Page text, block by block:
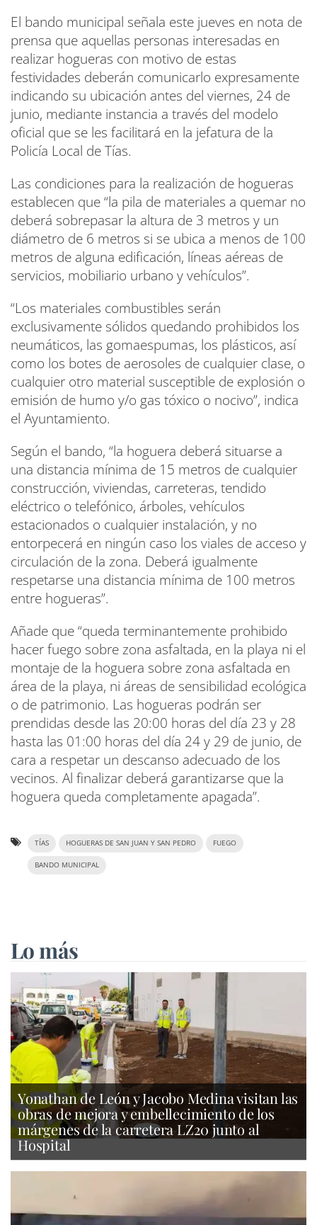
El bando municipal señala este jueves en nota de
prensa que aquellas personas interesadas en
realizar hogueras con motivo de estas
festividades deberán comunicarlo expresamente
indicando su ubicación antes del viernes, 24 de
junio, mediante instancia a través del modelo
oficial que se les facilitará en la jefatura de la
Policía Local de Tías.
Las condiciones para la realización de hogueras
establecen que “la pila de materiales a quemar no
deberá sobrepasar la altura de 3 metros y un
diámetro de 6 metros si se ubica a menos de 100
metros de alguna edificación, líneas aéreas de
servicios, mobiliario urbano y vehículos”.
“Los materiales combustibles serán
exclusivamente sólidos quedando prohibidos los
neumáticos, las gomaespumas, los plásticos, así
como los botes de aerosoles de cualquier clase, o
cualquier otro material susceptible de explosión o
emisión de humo y/o gas tóxico o nocivo”, indica
el Ayuntamiento.
Según el bando, “la hoguera deberá situarse a
una distancia mínima de 15 metros de cualquier
construcción, viviendas, carreteras, tendido
eléctrico o telefónico, árboles, vehículos
estacionados o cualquier instalación, y no
entorpecerá en ningún caso los viales de acceso y
circulación de la zona. Deberá igualmente
respetarse una distancia mínima de 100 metros
entre hogueras”.
Añade que “queda terminantemente prohibido
hacer fuego sobre zona asfaltada, en la playa ni el
montaje de la hoguera sobre zona asfaltada en
área de la playa, ni áreas de sensibilidad ecológica
o de patrimonio. Las hogueras podrán ser
prendidas desde las 20:00 horas del día 23 y 28
hasta las 01:00 horas del día 24 y 29 de junio, de
cara a respetar un descanso adecuado de los
vecinos. Al finalizar deberá garantizarse que la
hoguera queda completamente apagada”.
TÍAS HOGUERAS DE SAN JUAN Y SAN PEDRO FUEGO
BANDO MUNICIPAL
Lo más
Yonathan de León y Jacobo Medina visitan las
obras de mejora y embellecimiento de los
márgenes de la carretera LZ20 junto al
Hospital